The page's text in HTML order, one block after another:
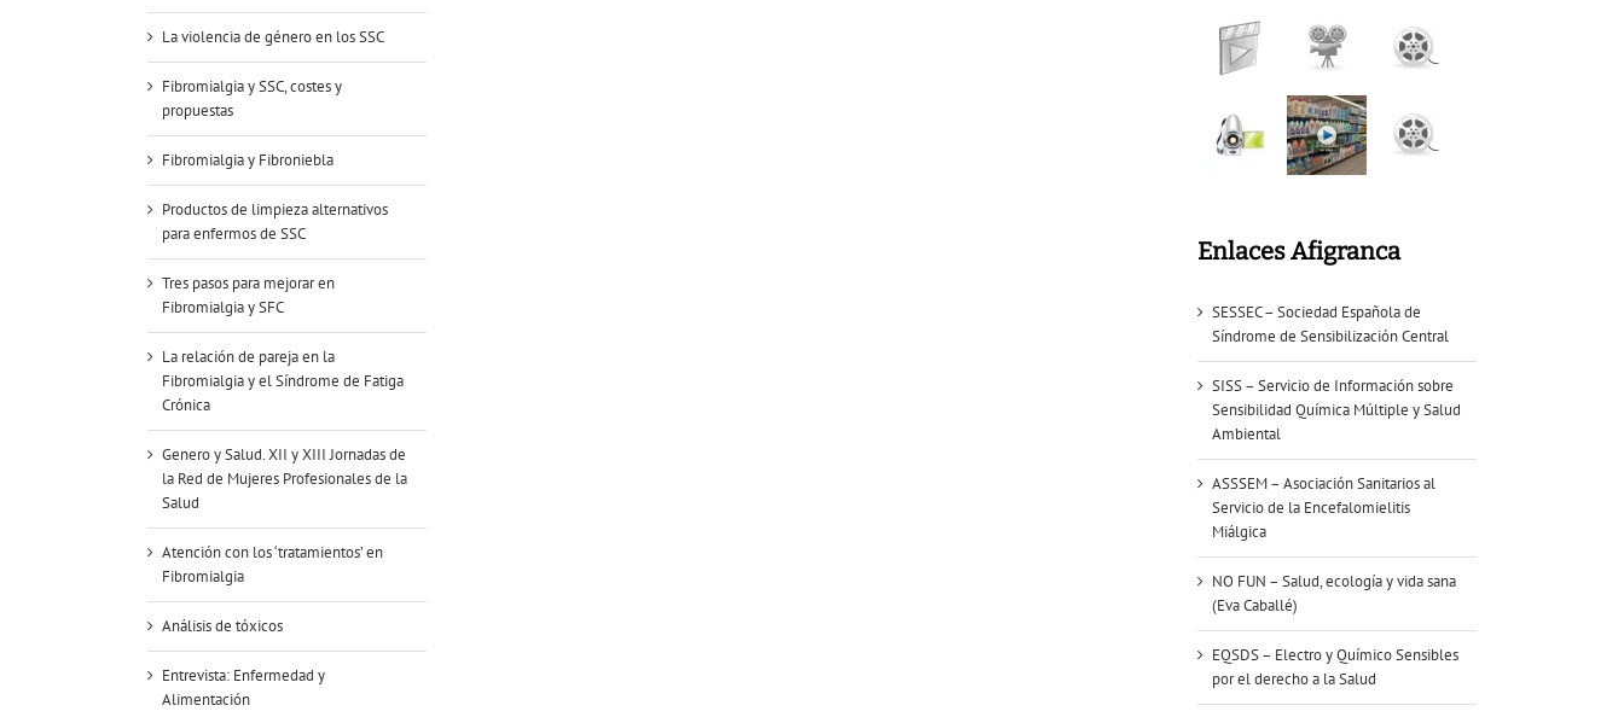
La violencia de género en los SSC
Fibromialgia y SSC, costes y
propuestas
Fibromialgia y Fibroniebla
Productos de limpieza alternativos
para enfermos de SSC
Tres pasos para mejorar en
Fibromialgia y SFC
La relación de pareja en la
Fibromialgia y el Síndrome de Fatiga
Crónica
Genero y Salud. XII y XIII Jornadas de
la Red de Mujeres Profesionales de la
Salud
Atención con los ‘tratamientos’ en
Fibromialgia
Análisis de tóxicos
Entrevista: Enfermedad y
Alimentación
Enlaces Afigranca
SESSEC – Sociedad Española de
Síndrome de Sensibilización Central
SISS – Servicio de Información sobre
Sensibilidad Química Múltiple y Salud
Ambiental
ASSSEM – Asociación Sanitarios al
Servicio de la Encefalomielitis
Miálgica
NO FUN – Salud, ecología y vida sana
(Eva Caballé)
EQSDS – Electro y Químico Sensibles
por el derecho a la Salud